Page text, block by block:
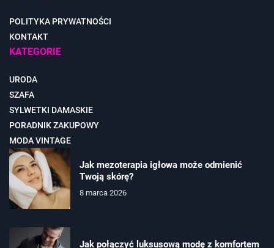
POLITYKA PRYWATNOŚCI
KONTAKT
KATEGORIE
URODA
SZAFA
SYLWETKI DAMASKIE
PORADNIK ZAKUPOWY
MODA VINTAGE
Jak mezoterapia igłowa może odmienić
Twoją skórę?
8 marca 2026
Jak połączyć luksusową modę z komfortem